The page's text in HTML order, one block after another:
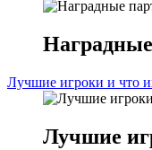
Лучшие игроки и что
Лучшие